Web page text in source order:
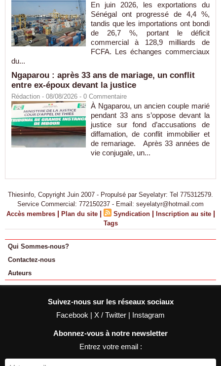
En juin 2026, les exportations du
Sénégal ont progressé de 4,4 %,
tandis que les importations ont bondi
de 26,7 %, portant le déficit
commercial à 128,9 milliards de
FCFA. Les échanges commerciaux
du...
Ngaparou : après 33 ans de mariage, un conflit
entre ex-époux devant la justice
Rédaction - 08/08/2026 - 0 Commentaire
À Ngaparou, un ancien couple marié
pendant 33 ans s’oppose devant la
justice sur fond d’accusations de
diffamation, de conflit immobilier et
de remariage. Après 33 années de
vie conjugale, un...
Thiesinfo, Copyright Juin 2007 - Propulsé par Seyelatyr: Tel 775312579.
Service Commercial: 772150237 - Email: seyelatyr@hotmail.com
Accès membres | Plan du site | Syndication | Inscription au site |
Tags
Qui Sommes-nous?
Contactez-nous
Auteurs
Suivez-nous sur les réseaux sociaux
Facebook | X / Twitter | Instagram
Abonnez-vous à notre newsletter
Entrez votre email :